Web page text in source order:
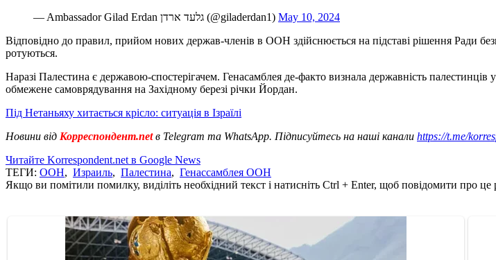
— Ambassador Gilad Erdan גלעד ארדן (@giladerdan1) May 10, 2024
Відповідно до правил, прийом нових держав-членів в ООН здійснюється на підставі рішення Ради
ротуються.
Наразі Палестина є державою-спостерігачем. Генасамблея де-факто визнала державність
обмежене самоврядування на Західному березі річки Йордан.
Під Нетаньяху хитається крісло: ситуація в Ізраїлі
Новини від Корреспондент.netв Telegram та WhatsApp. Підписуйтесь на наші канали https://t.me/
Читайте Korrespondent.net в Google News
ТЕГИ: ООН, Израиль, Палестина, Генассамблея ООН
Якщо ви помітили помилку, виділіть необхідний текст і натисніть Ctrl + Enter, щоб повідомити про це